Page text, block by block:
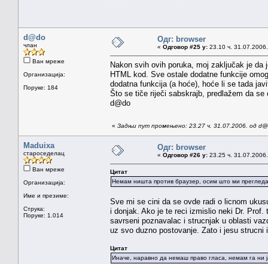
d@do
члан
Ван мреже
Организација:
Поруке: 184
Одг: browser
« Одговор #25 у: 23.10 ч.
Nakon svih ovih poruka, moj zaključak je
HTML kod. Sve ostale dodatne funkcije
dodatna funkcija (a hoće), hoće li se tada
Što se tiče riječi sabskrajb, predlažem da
d@do
« Задњи пут промењено: 23.27 ч. 31.07.2006. од
Maduixa
староседелац
Ван мреже
Организација:
Име и презиме:
Струка:
Поруке: 1.014
Одг: browser
« Одговор #26 у: 23.25 ч.
Цитат
Немам ништа против браузер, осим што ми
Sve mi se cini da se ovde radi o licnom
i donjak. Ako je te reci izmislio neki Dr. Prof.
savrseni poznavalac i strucnjak u oblasti
uz svo duzno postovanje. Zato i jesu
Цитат
Иначе, наравно да немаш право гласа, немам га ни